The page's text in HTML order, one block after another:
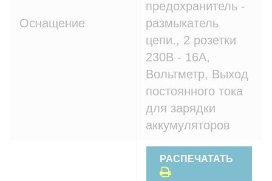
Оснащение
предохранитель -
размыкатель
цепи., 2 розетки
230В - 16A,
Вольтметр, Выход
постоянного тока
для зарядки
аккумуляторов
РАСПЕЧАТАТЬ